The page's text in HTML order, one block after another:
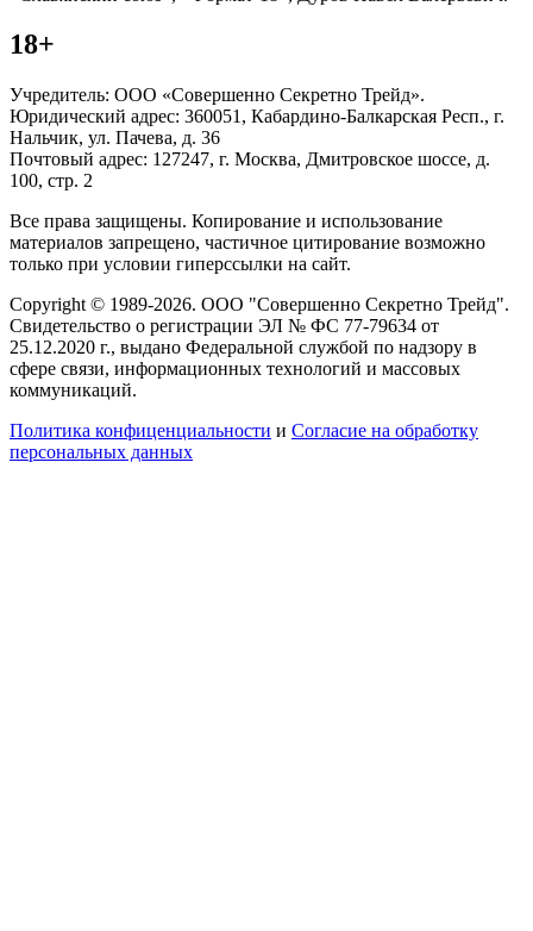
18+
Учредитель: ООО «Совершенно Секретно Трейд».
Юридический адрес: 360051, Кабардино-Балкарская Респ., г.
Нальчик, ул. Пачева, д. 36
Почтовый адрес: 127247, г. Москва, Дмитровское шоссе, д.
100, стр. 2
Все права защищены. Копирование и использование
материалов запрещено, частичное цитирование возможно
только при условии гиперссылки на сайт.
Copyright © 1989-2026. ООО "Совершенно Секретно Трейд".
Свидетельство о регистрации ЭЛ № ФС 77-79634 от
25.12.2020 г., выдано Федеральной службой по надзору в
сфере связи, информационных технологий и массовых
коммуникаций.
Политика конфиценциальности и Согласие на обработку
персональных данных